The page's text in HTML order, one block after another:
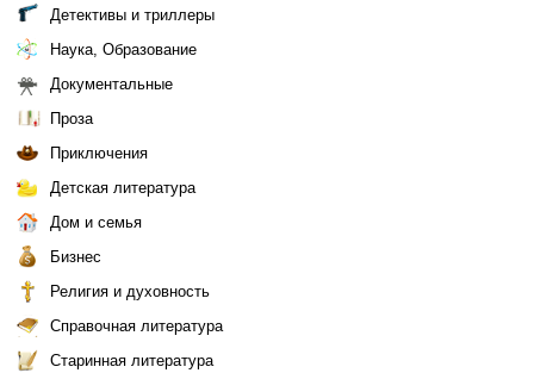
Детективы и триллеры
Наука, Образование
Документальные
Проза
Приключения
Детская литература
Дом и семья
Бизнес
Религия и духовность
Справочная литература
Старинная литература